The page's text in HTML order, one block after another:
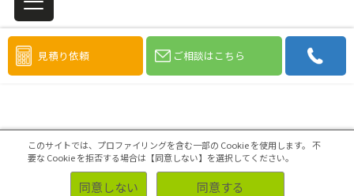
見積り依頼 ご相談はこちら
このサイトでは、プロファイリングを含む一部の Cookie を使用します。 不
要な Cookie を拒否する場合は【同意しない】を選択してください。
同意しない 同意する